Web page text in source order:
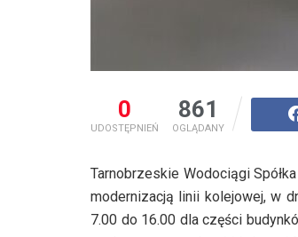
0
UDOSTĘPNIEŃ
861
OGLĄDANY
Tarnobrzeskie Wodociągi
modernizacją linii kolejowej, w
7.00 do 16.00 dla części